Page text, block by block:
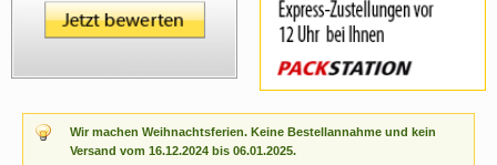
Wir machen Weihnachtsferien. Keine Bestellannahme und kein
Versand vom 16.12.2024 bis 06.01.2025.